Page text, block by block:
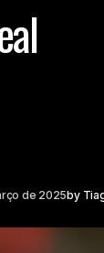
de 2025by